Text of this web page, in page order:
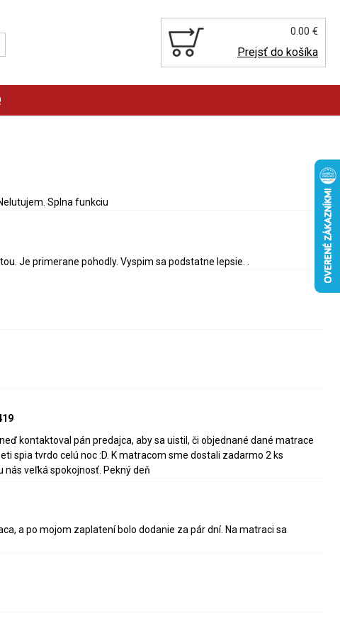
0.00 €
Prejsť do košíka
Splna funkciu
Je primerane pohodly. Vyspim sa podstatne lepsie. .
kontaktoval pán predajca, aby sa uistil, či objednané dané matrace
spia tvrdo celú noc :D. K matracom sme dostali zadarmo 2 ks
veľká spokojnosť. Pekný deň
a po mojom zaplatení bolo dodanie za pár dní. Na matraci sa